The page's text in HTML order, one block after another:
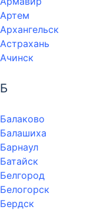
Артем
Архангельск
Астрахань
Ачинск
Б
Балаково
Балашиха
Барнаул
Батайск
Белгород
Белогорск
Бердск